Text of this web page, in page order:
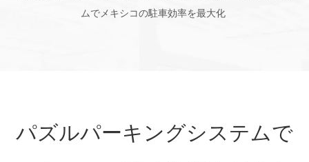
ムでメキシコの駐車効率を最大化
パズルパーキングシステムで